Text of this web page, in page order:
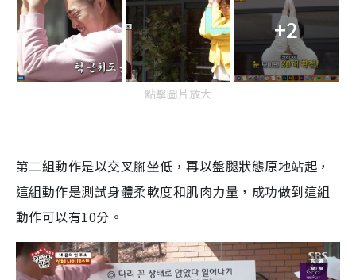
+2
點擊圖片放大
第二組動作是以交叉腳坐低，再以盤腿狀態原地站起，
這組動作是測試身體柔軟度和肌肉力量，成功做到這組
動作可以有10分。